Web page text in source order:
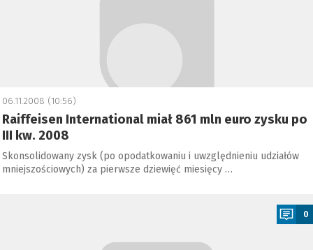
06.11.2008 (10:56)
Raiffeisen International miał 861 mln euro zysku po
III kw. 2008
Skonsolidowany zysk (po opodatkowaniu i uwzględnieniu udziałów
mniejszościowych) za pierwsze dziewięć miesięcy …
0